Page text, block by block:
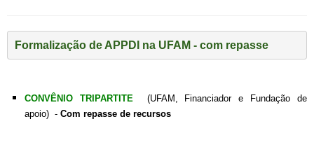
Formalização de APPDI na UFAM - com repasse
CONVÊNIO TRIPARTITE
(UFAM, Financiador e Fundação de
apoio) - Com repasse de recursos